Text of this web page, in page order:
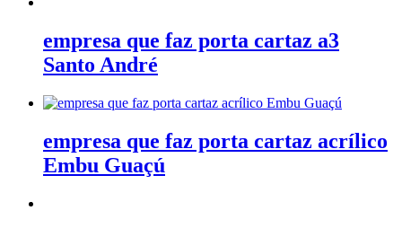
empresa que faz porta cartaz a3
Santo André
empresa que faz porta cartaz acrílico
Embu Guaçú